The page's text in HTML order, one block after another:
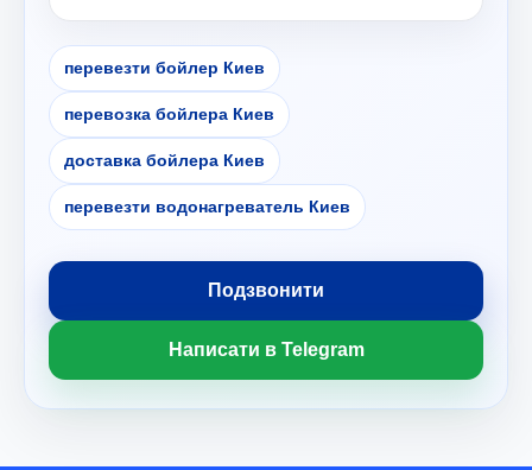
перевезти бойлер Киев
перевозка бойлера Киев
доставка бойлера Киев
перевезти водонагреватель Киев
Подзвонити
Написати в Telegram